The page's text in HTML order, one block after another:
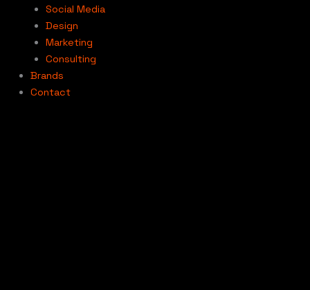
Social Media
Design
Marketing
Consulting
Brands
Contact